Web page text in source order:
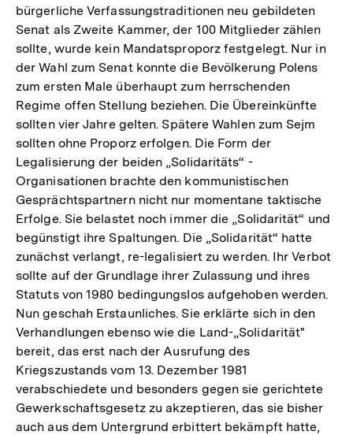
bürgerliche Verfassungstraditionen neu gebildeten
Senat als Zweite Kammer, der 100 Mitglieder zählen
sollte, wurde kein Mandatsproporz festgelegt. Nur in
der Wahl zum Senat konnte die Bevölkerung Polens
zum ersten Male überhaupt zum herrschenden
Regime offen Stellung beziehen. Die Übereinkünfte
sollten vier Jahre gelten. Spätere Wahlen zum Sejm
sollten ohne Proporz erfolgen. Die Form der
Legalisierung der beiden „Solidaritäts“ -
Organisationen brachte den kommunistischen
Gesprächtspartnern nicht nur momentane taktische
Erfolge. Sie belastet noch immer die „Solidarität“ und
begünstigt ihre Spaltungen. Die „Solidarität“ hatte
zunächst verlangt, re-legalisiert zu werden. Ihr Verbot
sollte auf der Grundlage ihrer Zulassung und ihres
Statuts von 1980 bedingungslos aufgehoben werden.
Nun geschah Erstaunliches. Sie erklärte sich in den
Verhandlungen ebenso wie die Land-„Solidarität"
bereit, das erst nach der Ausrufung des
Kriegszustands vom 13. Dezember 1981
verabschiedete und besonders gegen sie gerichtete
Gewerkschaftsgesetz zu akzeptieren, das sie bisher
auch aus dem Untergrund erbittert bekämpft hatte,